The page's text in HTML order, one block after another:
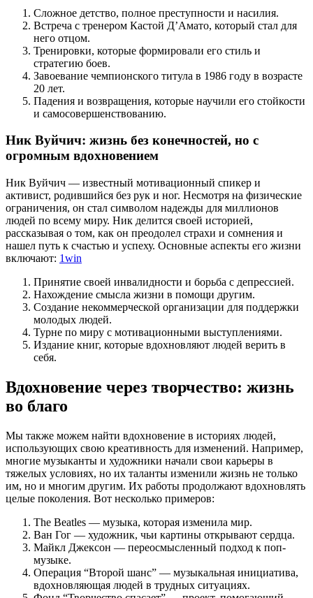
Сложное детство, полное преступности и насилия.
Встреча с тренером Кастой Д’Амато, который стал для
него отцом.
Тренировки, которые формировали его стиль и
стратегию боев.
Завоевание чемпионского титула в 1986 году в возрасте
20 лет.
Падения и возвращения, которые научили его стойкости
и самосовершенствованию.
Ник Вуйчич: жизнь без конечностей, но с
огромным вдохновением
Ник Вуйчич — известный мотивационный спикер и
активист, родившийся без рук и ног. Несмотря на физические
ограничения, он стал символом надежды для миллионов
людей по всему миру. Ник делится своей историей,
рассказывая о том, как он преодолел страхи и сомнения и
нашел путь к счастью и успеху. Основные аспекты его жизни
включают: 1win
Принятие своей инвалидности и борьба с депрессией.
Нахождение смысла жизни в помощи другим.
Создание некоммерческой организации для поддержки
молодых людей.
Турне по миру с мотивационными выступлениями.
Издание книг, которые вдохновляют людей верить в
себя.
Вдохновение через творчество: жизнь
во благо
Мы также можем найти вдохновение в историях людей,
использующих свою креативность для изменений. Например,
многие музыканты и художники начали свои карьеры в
тяжелых условиях, но их таланты изменили жизнь не только
им, но и многим другим. Их работы продолжают вдохновлять
целые поколения. Вот несколько примеров:
The Beatles — музыка, которая изменила мир.
Ван Гог — художник, чьи картины открывают сердца.
Майкл Джексон — переосмысленный подход к поп-
музыке.
Операция “Второй шанс” — музыкальная инициатива,
вдохновляющая людей в трудных ситуациях.